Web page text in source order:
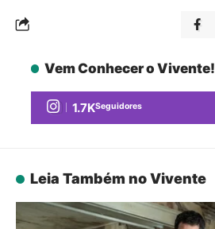
Vem Conhecer o Vivente!
1.7KSeguidores
Leia Também no Vivente